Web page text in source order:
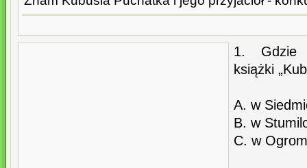
1. Gdzie
książki
A. w
B. w
C. w